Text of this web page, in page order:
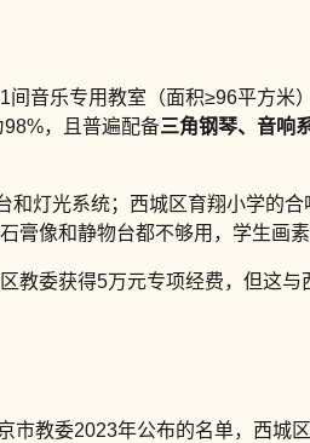
音乐专用教室（面积≥96平方米
，且普遍配备三角钢琴、音响
灯光系统；西城区育翔小学的
像和静物台都不够用，学生画素
委获得5万元专项经费，但这
教委2023年公布的名单，西城